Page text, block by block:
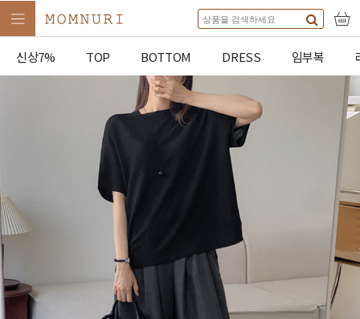
신상7% TOP BOTTOM DRESS 임부복